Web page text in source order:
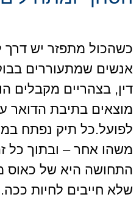
כשהכול מתפזר יש דרך
אנשים שמתעוררים
דין, בצהריים מקבלים
מוצאים בתיבת הדואר
לפועל.כל תיק נפתח
משהו אחר – ובתוך כל
התחושה היא של כאוס
שלא חייבים לחיות